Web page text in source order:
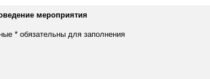
мероприятия
*обязательны для заполнения